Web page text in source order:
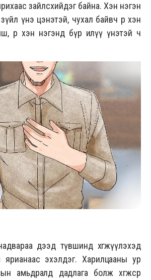
зайлсхийдэг байна. Хэн нэгэн
үнэ цэнэтэй, чухал байвч өөр хэн
өөр хэн нэгэнд бүр илүү үнэтэй ч
дээд түвшинд хөгжүүлэхэд
ярианаас эхэлдэг. Харилцааны ур
амьдралд дадлага болж хөгжсөөр